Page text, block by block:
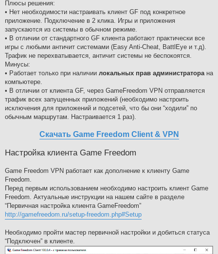
Плюсы решения:
• Нет необходимости настраивать клиент GF под конкретное
приложение. Подключение в 2 клика. Игры и приложения
запускаются из системы в обычном режиме.
• В отличии от стандартного GF клиента работают практически все
игры с любыми античит системами (Easy Anti-Cheat, BattlEye и т.д).
Трафик не перехватывается, античит системы не беспокоятся.
Минусы:
• Работает только при наличии локальных прав администраторана
компьютере.
• В отличии от клиента GF, через GameFreedom VPN отправляется
трафик всех запущенных приложений (необходимо настроить
исключения для приложений и подсетей, что бы они “ходили” по
обычным маршрутам. Настраивается 1 раз).
Скачать Game Freedom Client & VPN
Настройка клиента Game Freedom
Game Freedom VPN работает как дополнение к клиенту Game
Freedom.
Перед первым использованием необходимо настроить клиент Game
Freedom. Актуальные инструкции на нашем сайте в разделе
“Первичная настройка клиента GameFreedom”
http://gamefreedom.ru/setup-freedom.php#Setup
Необходимо пройти мастер первичной настройки и добиться статуса
“Подключен” в клиенте.